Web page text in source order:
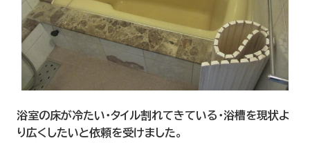
浴室の床が冷たい・タイル割れてきている・浴槽を現状よ
り広くしたいと依頼を受けました。